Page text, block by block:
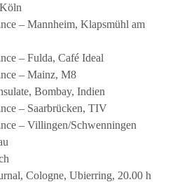
– Mannheim, Klapsmühl am
– Fulda, Café Ideal
– Mainz, M8
Bombay, Indien
– Saarbrücken, TIV
– Villingen/Schwenningen
Cologne, Ubierring, 20.00 h